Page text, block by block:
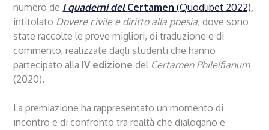
numero de I quaderni del Certamen(Quodlibet 2022),
intitolato Dovere civile e diritto alla poesia, dove sono
state raccolte le prove migliori, di traduzione e di
commento, realizzate dagli studenti che hanno
partecipato alla IV edizione del Certamen Philelfianum
(2020).
La premiazione ha rappresentato un momento di
incontro e di confronto tra realtà che dialogano e